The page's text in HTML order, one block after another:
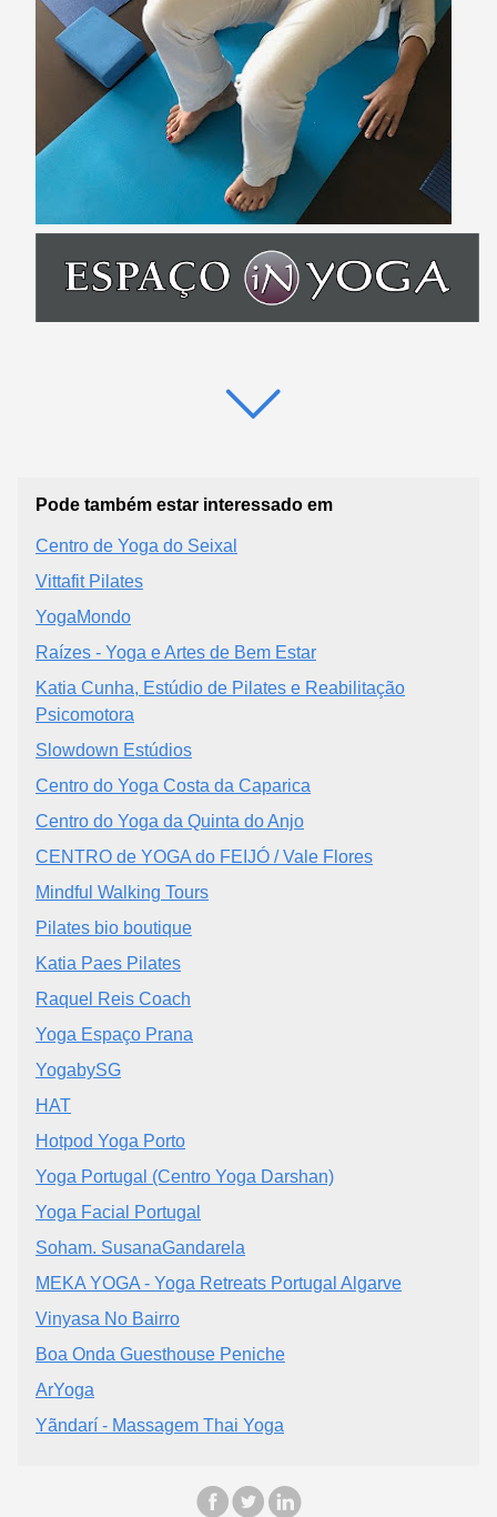
Pode também estar interessado em
Centro de Yoga do Seixal
Vittafit Pilates
YogaMondo
Raízes - Yoga e Artes de Bem Estar
Katia Cunha, Estúdio de Pilates e Reabilitação
Psicomotora
Slowdown Estúdios
Centro do Yoga Costa da Caparica
Centro do Yoga da Quinta do Anjo
CENTRO de YOGA do FEIJÓ / Vale Flores
Mindful Walking Tours
Pilates bio boutique
Katia Paes Pilates
Raquel Reis Coach
Yoga Espaço Prana
YogabySG
HAT
Hotpod Yoga Porto
Yoga Portugal (Centro Yoga Darshan)
Yoga Facial Portugal
Soham. SusanaGandarela
MEKA YOGA - Yoga Retreats Portugal Algarve
Vinyasa No Bairro
Boa Onda Guesthouse Peniche
ArYoga
Yãndarí - Massagem Thai Yoga